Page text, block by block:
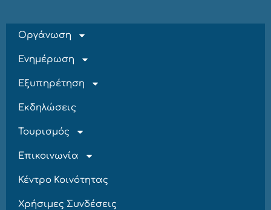
Οργάνωση
Ενημέρωση
Εξυπηρέτηση
Εκδηλώσεις
Τουρισμός
Επικοινωνία
Κέντρο Κοινότητας
Χρήσιμες Συνδέσεις